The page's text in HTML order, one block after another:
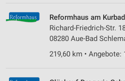
Reformhaus am
Richard-Friedrich-Str.
08280 Aue-Bad
219,60 km • Angebote:
IAB-Verarbeitungszwecke:
Speichern von oder Zugriff auf
auf einem Endgerät
Verwendung reduzierter Daten zur